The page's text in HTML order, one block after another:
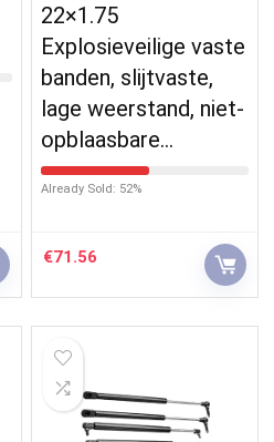
22×1.75
Explosieveilige vaste
banden, slijtvaste,
lage weerstand, niet-
opblaasbare…
Already Sold: 52%
€71.56